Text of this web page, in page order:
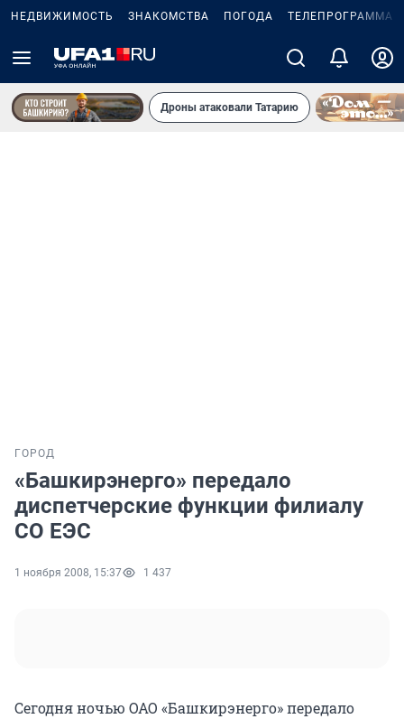
НЕДВИЖИМОСТЬ ЗНАКОМСТВА ПОГОДА ТЕЛЕПРОГРАММА
Дроны атаковали Татарию
ГОРОД
«Башкирэнерго» передало
диспетчерские функции филиалу
СО ЕЭС
1 ноября 2008, 15:37 1 437
Сегодня ночью ОАО «Башкирэнерго» передало